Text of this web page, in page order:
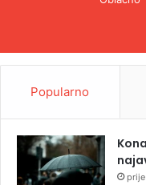
Popularno